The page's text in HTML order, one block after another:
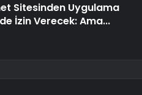
Sitesinden Uygulama
İzin Verecek: Ama...